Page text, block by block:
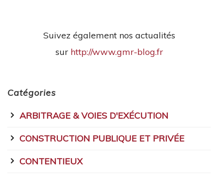
Suivez également nos actualités
sur http://www.gmr-blog.fr
Catégories
ARBITRAGE & VOIES D'EXÉCUTION
CONSTRUCTION PUBLIQUE ET PRIVÉE
CONTENTIEUX